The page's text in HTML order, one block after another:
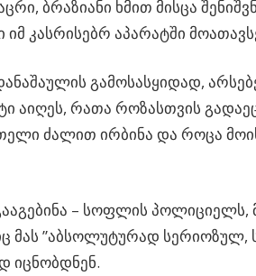
ბრაზიანი ხმით მისცა
იმ კასრისებრ აპარატში
გამოსასყიდად,
აიღეს, რათა როზასთვის
ძალით ირბინა და როცა
– სოფლის
მას ”აბსოლუტურად სერიოზულ,
იცნობდნენ.